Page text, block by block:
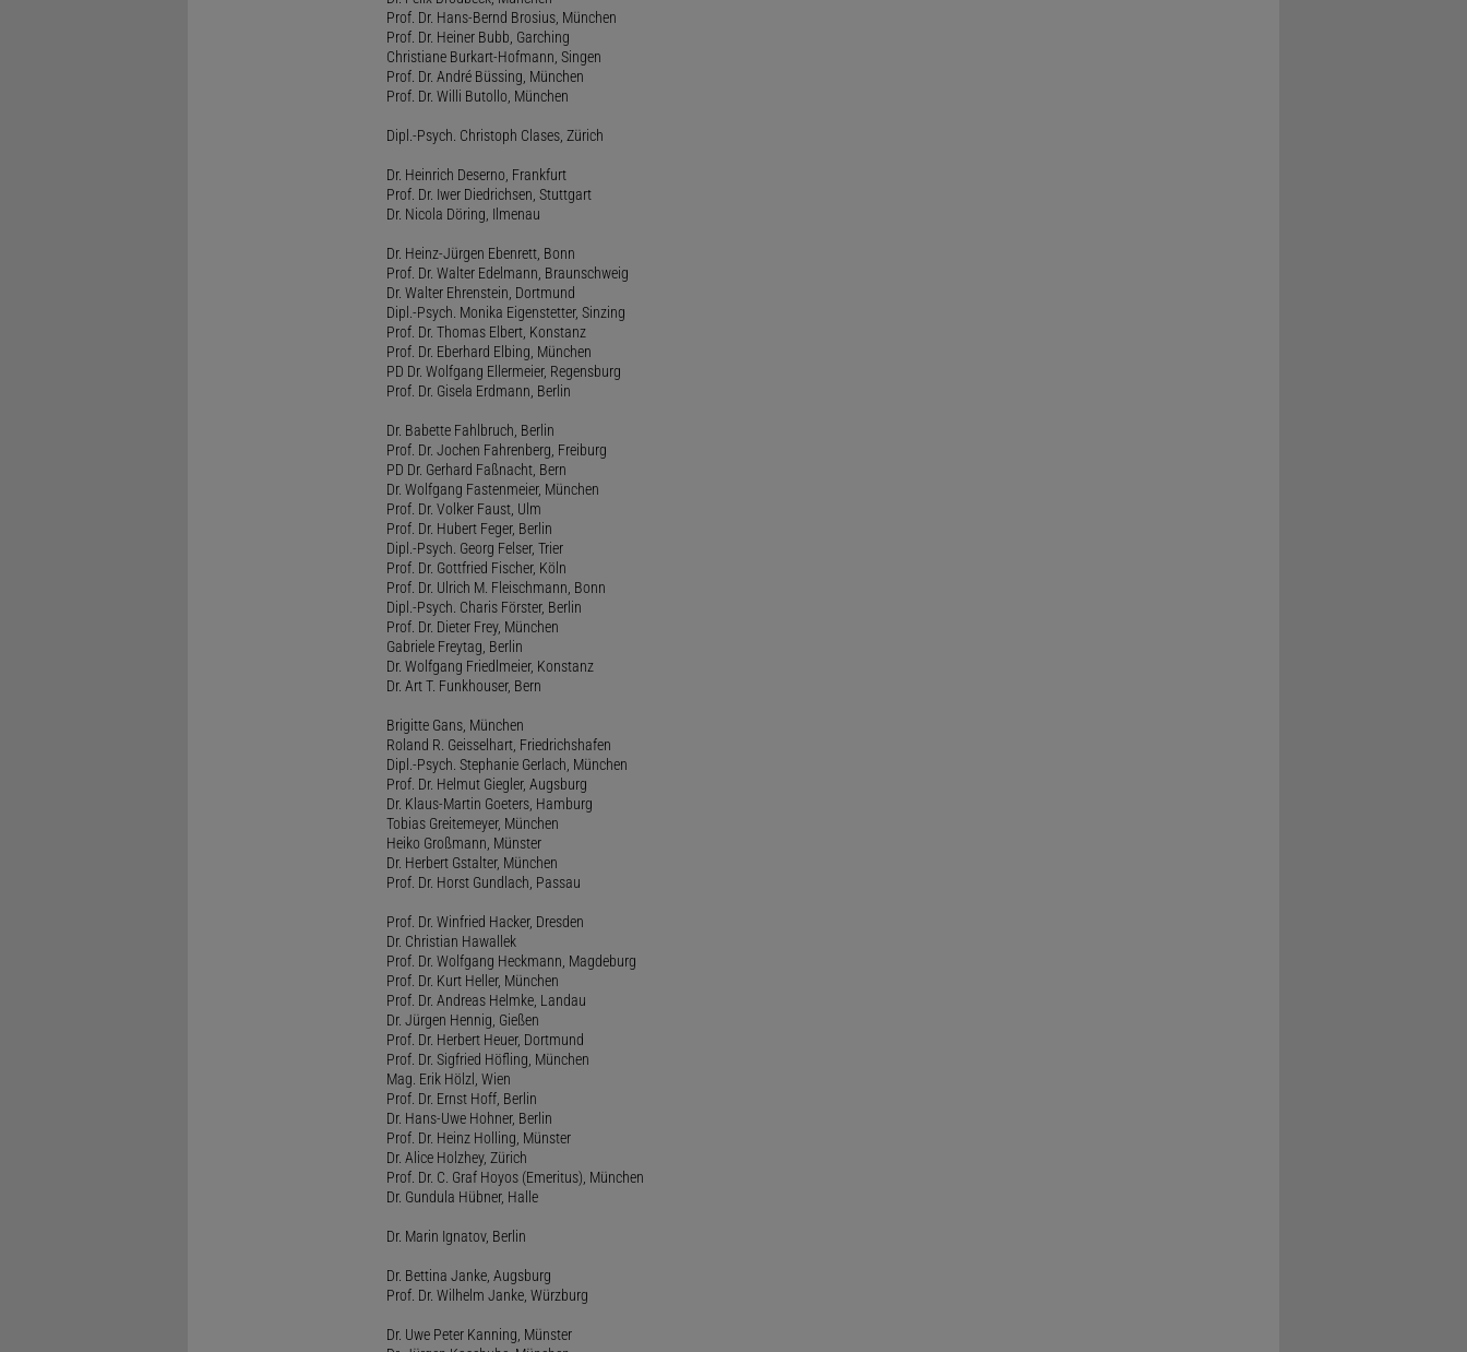
Prof. Dr. Hans-Bernd Brosius, München
Prof. Dr. Heiner Bubb, Garching
Christiane Burkart-Hofmann, Singen
Prof. Dr. André Büssing, München
Prof. Dr. Willi Butollo, München
Dipl.-Psych. Christoph Clases, Zürich
Dr. Heinrich Deserno, Frankfurt
Prof. Dr. Iwer Diedrichsen, Stuttgart
Dr. Nicola Döring, Ilmenau
Dr. Heinz-Jürgen Ebenrett, Bonn
Prof. Dr. Walter Edelmann, Braunschweig
Dr. Walter Ehrenstein, Dortmund
Dipl.-Psych. Monika Eigenstetter, Sinzing
Prof. Dr. Thomas Elbert, Konstanz
Prof. Dr. Eberhard Elbing, München
PD Dr. Wolfgang Ellermeier, Regensburg
Prof. Dr. Gisela Erdmann, Berlin
Dr. Babette Fahlbruch, Berlin
Prof. Dr. Jochen Fahrenberg, Freiburg
PD Dr. Gerhard Faßnacht, Bern
Dr. Wolfgang Fastenmeier, München
Prof. Dr. Volker Faust, Ulm
Prof. Dr. Hubert Feger, Berlin
Dipl.-Psych. Georg Felser, Trier
Prof. Dr. Gottfried Fischer, Köln
Prof. Dr. Ulrich M. Fleischmann, Bonn
Dipl.-Psych. Charis Förster, Berlin
Prof. Dr. Dieter Frey, München
Gabriele Freytag, Berlin
Dr. Wolfgang Friedlmeier, Konstanz
Dr. Art T. Funkhouser, Bern
Brigitte Gans, München
Roland R. Geisselhart, Friedrichshafen
Dipl.-Psych. Stephanie Gerlach, München
Prof. Dr. Helmut Giegler, Augsburg
Dr. Klaus-Martin Goeters, Hamburg
Tobias Greitemeyer, München
Heiko Großmann, Münster
Dr. Herbert Gstalter, München
Prof. Dr. Horst Gundlach, Passau
Prof. Dr. Winfried Hacker, Dresden
Dr. Christian Hawallek
Prof. Dr. Wolfgang Heckmann, Magdeburg
Prof. Dr. Kurt Heller, München
Prof. Dr. Andreas Helmke, Landau
Dr. Jürgen Hennig, Gießen
Prof. Dr. Herbert Heuer, Dortmund
Prof. Dr. Sigfried Höfling, München
Mag. Erik Hölzl, Wien
Prof. Dr. Ernst Hoff, Berlin
Dr. Hans-Uwe Hohner, Berlin
Prof. Dr. Heinz Holling, Münster
Dr. Alice Holzhey, Zürich
Prof. Dr. C. Graf Hoyos (Emeritus), München
Dr. Gundula Hübner, Halle
Dr. Marin Ignatov, Berlin
Dr. Bettina Janke, Augsburg
Prof. Dr. Wilhelm Janke, Würzburg
Dr. Uwe Peter Kanning, Münster